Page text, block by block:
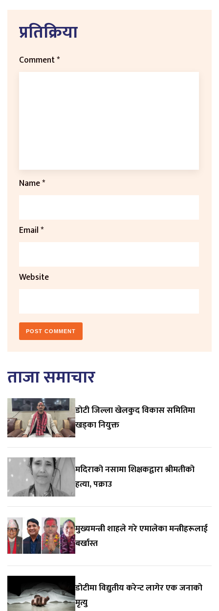
प्रतिक्रिया
Comment*
Name*
Email*
Website
ताजा समाचार
डाेटी जिल्ला खेलकुद विकास समितिमा
खड्का नियुक्त
मदिराको नसामा शिक्षकद्वारा श्रीमतीको
हत्या, पक्राउ
मुख्यमन्त्री शाहले गरे एमालेका मन्त्रीहरूलाई
बर्खास्त
डोटीमा विद्युतीय करेन्ट लागेर एक जनाको
मृत्यु